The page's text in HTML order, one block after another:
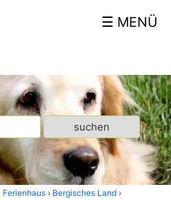
Ferienhaus
Bergisches Land